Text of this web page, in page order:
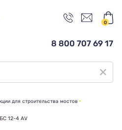
0
8 800 707 69 17
для строительства мостов
БС 12-4 АV